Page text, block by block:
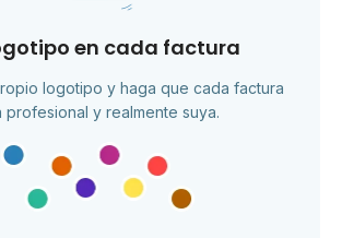
en cada factura
logotipo y haga que cada factura
profesional y realmente suya.